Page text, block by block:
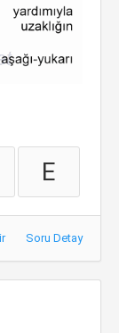
E
Soru Detay